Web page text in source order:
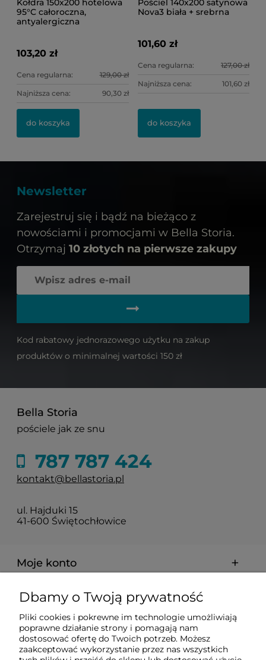
95°C całoroczna,
antyalergiczna
103,20 zł
Cena regularna: 129,00 zł
Najniższa cena: 90,30 zł
do koszyka
Nova3 biała + srebrna
101,60 zł
Cena regularna: 127,00 zł
Najniższa cena: 101,60 zł
do koszyka
Newsletter
Zarejestruj się i bądź na bieżąco z
nowościami i promocjami w Bella Storia.
Otrzymaj 10 złotych na pierwsze zakupy
Kod rabatowy jednorazowego użytku na zakup
produktów o minimalnej wartości 150 zł
Bella Storia
pościele jak ze snu
787 787 424
kontakt@bellastoria.pl
ul. Hajduki 15
41-600 Świętochłowice
Moje konto
Dostawa i płatności
O firmie
Dbamy o Twoją prywatność
Pliki cookies i pokrewne im technologie umożliwiają
poprawne działanie strony i pomagają nam
dostosować ofertę do Twoich potrzeb. Możesz
zaakceptować wykorzystanie przez nas wszystkich